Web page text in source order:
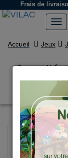
Frais de
Accueil Jeux
Jeu